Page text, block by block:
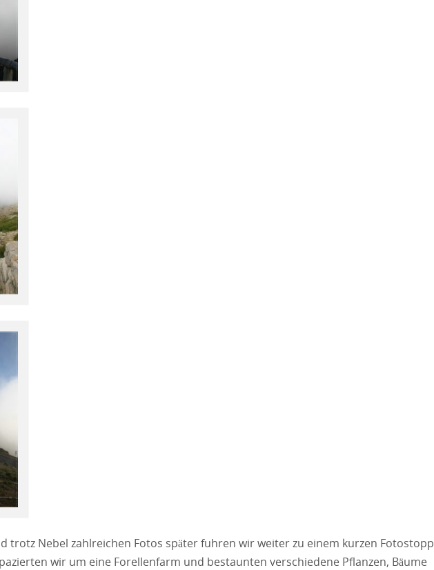
trotz Nebel zahlreichen Fotos später fuhren wir weiter zu einem kurzen Fotostopp
wir um eine Forellenfarm und bestaunten verschiedene Pflanzen, Bäume